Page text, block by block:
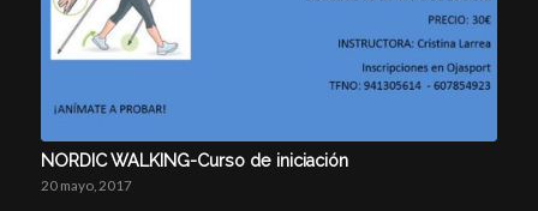
NORDIC WALKING-Curso de iniciación
20 mayo, 2017